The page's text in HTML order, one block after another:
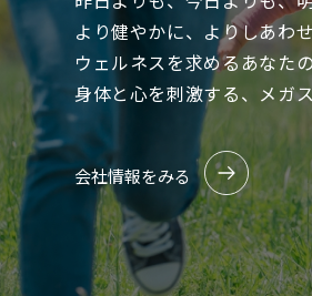
より健やかに、よりしあわせ
ウェルネスを求めるあなたの
身体と心を刺激する、メガ
会社情報をみる